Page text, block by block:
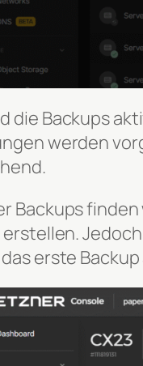
die Backups
werden
Backups
erstellen.
erste